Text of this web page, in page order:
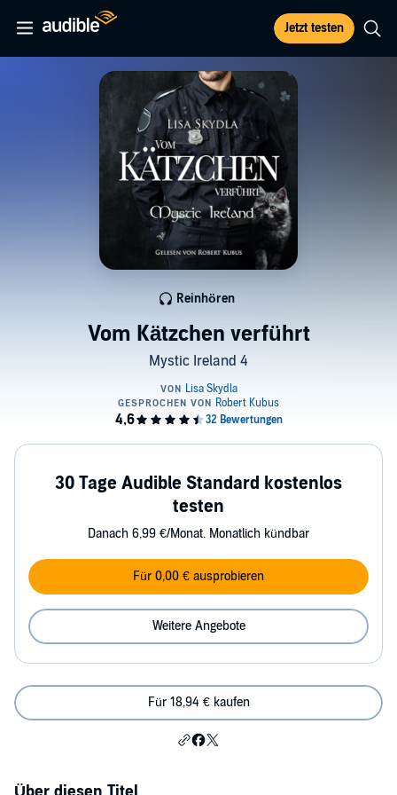
Jetzt testen
Vom Kätzchen verführt
Mystic Ireland 4
Reinhören
30 Tage Audible Standard kostenlos
testen
Danach 6,99 €/Monat. Monatlich kündbar
Für 0,00 € ausprobieren
Weitere Angebote
Für 18,94 € kaufen